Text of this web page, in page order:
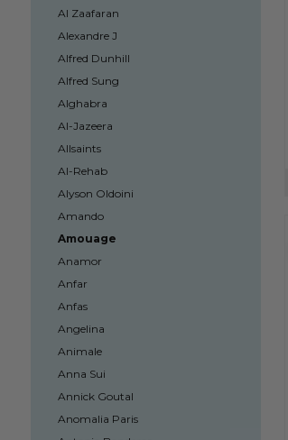
Al Zaafaran
Alexandre J
Alfred Dunhill
Alfred Sung
Alghabra
Al-Jazeera
Allsaints
Al-Rehab
Alyson Oldoini
Amando
Amouage
Anamor
Anfar
Anfas
Angelina
Animale
Anna Sui
Annick Goutal
Anomalia Paris